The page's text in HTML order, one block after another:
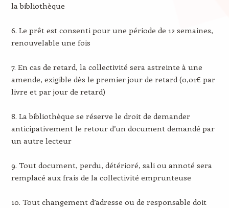
la bibliothèque
6. Le prêt est consenti pour une période de 12 semaines,
renouvelable une fois
7. En cas de retard, la collectivité sera astreinte à une
amende, exigible dès le premier jour de retard (0,01€ par
livre et par jour de retard)
8. La bibliothèque se réserve le droit de demander
anticipativement le retour d’un document demandé par
un autre lecteur
9. Tout document, perdu, détérioré, sali ou annoté sera
remplacé aux frais de la collectivité emprunteuse
10. Tout changement d’adresse ou de responsable doit